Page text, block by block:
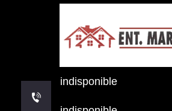
indisponible